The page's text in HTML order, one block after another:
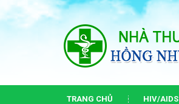
TRANG CHỦ HIV/AIDS